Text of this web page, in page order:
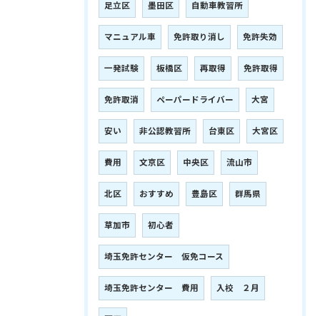
足立区 墨田区 自動車教習所
マニュアル車 免許取り消し 免許失効
一発試験 板橋区 再取得 免許取得
免許取消 ペーパードライバー 大宮
安い 非公認教習所 台東区 大宮区
費用 文京区 中央区 流山市
北区 おすすめ 豊島区 群馬県
草加市 初心者
埼玉免許センター 仮免コース
埼玉免許センター 費用 入校 ２月